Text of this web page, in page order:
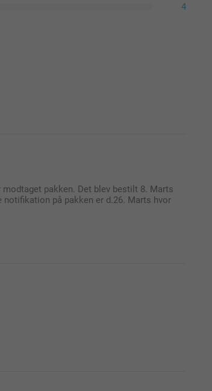
4
og få brugt ens yndlingsbilleder.
pakken. Det blev bestilt 8. Marts
på pakken er d.26. Marts hvor